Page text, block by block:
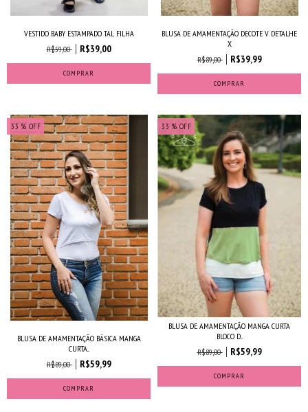
VESTIDO BABY ESTAMPADO TAL FILHA
R$59,00
R$39,00
COMPRAR
BLUSA DE AMAMENTAÇÃO DECOTE V DETALHE
X
R$89,00
R$39,99
COMPRAR
33 % OFF
BLUSA DE AMAMENTAÇÃO BÁSICA MANGA
CURTA...
R$89,00
R$59,99
COMPRAR
33 % OFF
BLUSA DE AMAMENTAÇÃO MANGA CURTA
BLOCO D...
R$89,00
R$59,99
COMPRAR